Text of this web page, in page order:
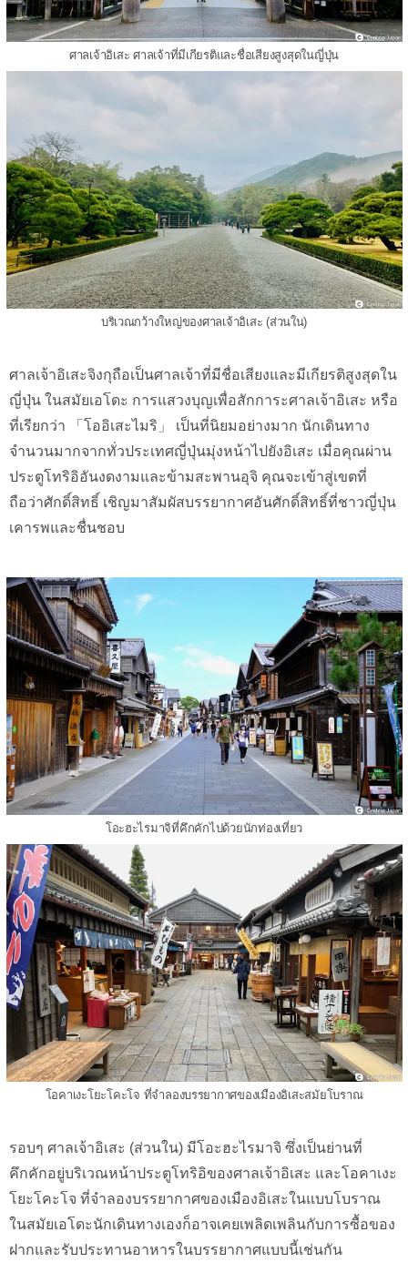
ศาลเจ้าอิเสะ ศาลเจ้าที่มีเกียรติและชื่อเสียงสูงสุดในญี่ปุ่น
บริเวณกว้างใหญ่ของศาลเจ้าอิเสะ (ส่วนใน)
ศาลเจ้าอิเสะจิงกุถือเป็นศาลเจ้าที่มีชื่อเสียงและมีเกียรติสูงสุดใน
ญี่ปุ่น ในสมัยเอโดะ การแสวงบุญเพื่อสักการะศาลเจ้าอิเสะ หรือ
ที่เรียกว่า 「โออิเสะไมริ」 เป็นที่นิยมอย่างมาก นักเดินทาง
จำนวนมากจากทั่วประเทศญี่ปุ่นมุ่งหน้าไปยังอิเสะ เมื่อคุณผ่าน
ประตูโทริอิอันงดงามและข้ามสะพานอุจิ คุณจะเข้าสู่เขตที่
ถือว่าศักดิ์สิทธิ์ เชิญมาสัมผัสบรรยากาศอันศักดิ์สิทธิ์ที่ชาวญี่ปุ่น
เคารพและชื่นชอบ
โอะฮะไรมาจิที่คึกคักไปด้วยนักท่องเที่ยว
โอคาเงะโยะโคะโจ ที่จำลองบรรยากาศของเมืองอิเสะสมัยโบราณ
รอบๆ ศาลเจ้าอิเสะ (ส่วนใน) มีโอะฮะไรมาจิ ซึ่งเป็นย่านที่
คึกคักอยู่บริเวณหน้าประตูโทริอิของศาลเจ้าอิเสะ และโอคาเงะ
โยะโคะโจ ที่จำลองบรรยากาศของเมืองอิเสะในแบบโบราณ
ในสมัยเอโดะนักเดินทางเองก็อาจเคยเพลิดเพลินกับการซื้อของ
ฝากและรับประทานอาหารในบรรยากาศแบบนี้เช่นกัน